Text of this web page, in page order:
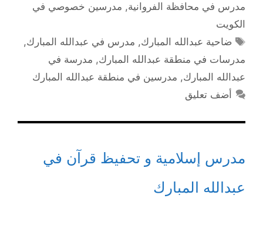
مدرس في محافظة الفروانية, مدرسين خصوصي في
الكويت
الوسوم
ضاحية عبدالله المبارك, مدرس في عبدالله المبارك,
مدرسات في منطقة عبدالله المبارك, مدرسة في
عبدالله المبارك, مدرسين في منطقة عبدالله المبارك
أضف تعليق
مدرس إسلامية و تحفيظ قرآن في
عبدالله المبارك